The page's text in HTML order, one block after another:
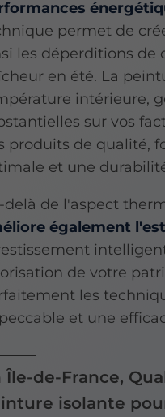
permet de
les déperditions de
en été. La
intérieure,
sur vos
produits de qualité,
et une
delà de l'aspect
également
de votre
les
et une
Île-de-France,
isolante